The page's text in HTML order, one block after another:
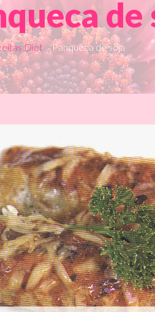
de
Diet Panqueca de soja